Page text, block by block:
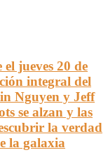
jueves 20 de
integral del
Nguyen y Jeff
se alzan y las
la verdad
la galaxia